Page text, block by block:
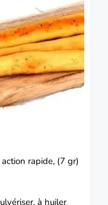
rapide, (7 gr)
à huiler